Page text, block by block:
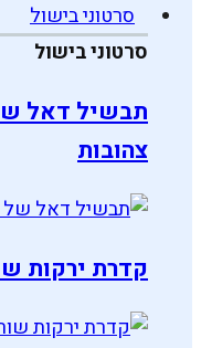
סרטוני בישול
סרטוני בישול
תבשיל דאל
צהובות
קדרת ירקות